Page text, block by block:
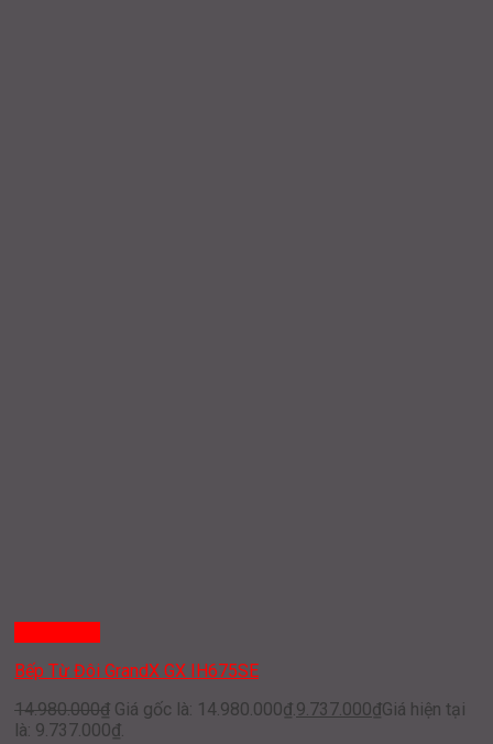
Bếp Từ Đôi GrandX GX IH675SE
14.980.000₫ Giá gốc là: 14.980.000₫.9.737.000₫Giá hiện tại
là: 9.737.000₫.